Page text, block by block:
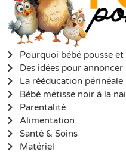
Pourquoi bébé pousse
Des idées pour annoncer
La rééducation périnéale
Bébé métisse noir à la
Parentalité
Alimentation
Santé & Soins
Matériel